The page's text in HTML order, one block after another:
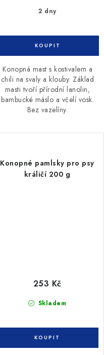
2 dny
Konopná mast s kostivalem a
chili na svaly a klouby. Základ
masti tvoří přírodní lanolin,
bambucké máslo a včelí vosk.
Bez vazelíny.
Konopné pamlsky pro psy
králičí 200 g
Skladem
253 Kč